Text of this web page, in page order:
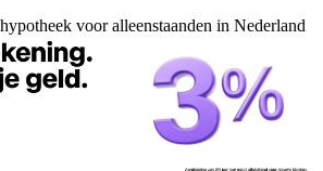
voor alleenstaanden in Nederland